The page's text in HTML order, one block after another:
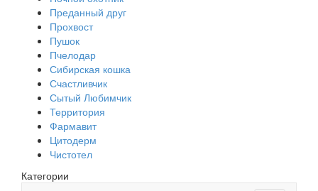
Преданный друг
Прохвост
Пушок
Пчелодар
Сибирская кошка
Счастливчик
Сытый Любимчик
Территория
Фармавит
Цитодерм
Чистотел
Категории